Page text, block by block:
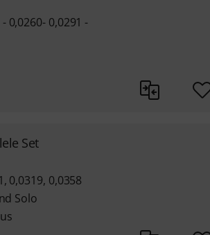
0,0260- 0,0291 -
Set
0,0319, 0,0358
Solo